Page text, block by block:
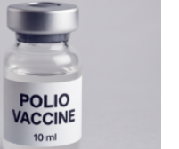
Therapien, die
und normales
um Daniel Merk vom
am
eine solche
des
Wilhelm Sander-